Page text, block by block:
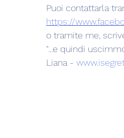
Puoi contattarla
https://
o tramite me,
"...e quindi
Liana -